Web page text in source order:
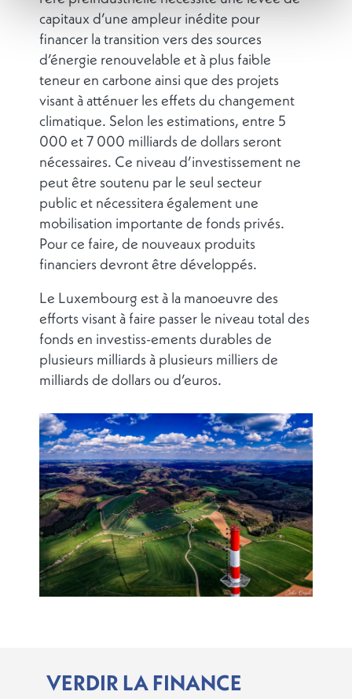
capitaux d’une ampleur inédite pour
financer la transition vers des sources
d’énergie renouvelable et à plus faible
teneur en carbone ainsi que des projets
visant à atténuer les effets du changement
climatique. Selon les estimations, entre 5
000 et 7 000 milliards de dollars seront
nécessaires. Ce niveau d’investissement ne
peut être soutenu par le seul secteur
public et nécessitera également une
mobilisation importante de fonds privés.
Pour ce faire, de nouveaux produits
financiers devront être développés.
Le Luxembourg est à la manoeuvre des
efforts visant à faire passer le niveau total des
fonds en investiss-ements durables de
plusieurs milliards à plusieurs milliers de
milliards de dollars ou d’euros.
VERDIR LA FINANCE